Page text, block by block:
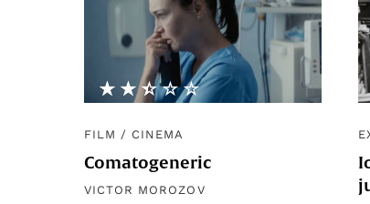
★★★★★
☆☆☆☆☆
FILM / CINEMA
Comatogeneric
VICTOR MOROZOV